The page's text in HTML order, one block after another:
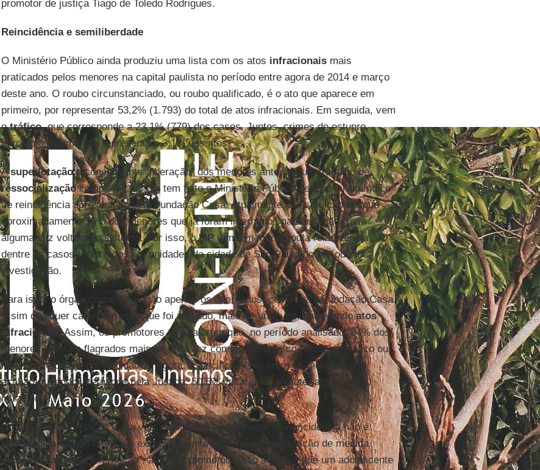
promotor de justiça Tiago de Toledo Rodrigues.
Reincidência e semiliberdade
O Ministério Público ainda produziu uma lista com os atos infracionaismais
praticados pelos menores na capital paulista no período entre agora de 2014 e março
deste ano. O roubo circunstanciado, ou roubo qualificado, é o ato que aparece em
primeiro, por representar 53,2% (1.793) do total de atos infracionais. Em seguida, vem
otráfico, que corresponde a 23,1% (779) dos casos. Juntos, crimes de estupro,
latrocínio e homicídio representam 3,1% dos atos.
Asuperlotaçãoe consequente “liberação” dos menores antes de um trabalho de
ressocializaçãocompleto também tem feito o Ministério Público desconfiar do índice
de reincidência apresentado pela Fundação Casa. Atualmente, a instituição diz que
aproximadamente 15% dos menores que já foram internados na Fundação Casa
alguma vez voltam ao sistema. Por isso, oMPtambém monitorou a reincidência
dentre os casos registrados em unidades da cidade de São Paulo no período da
investigação.
Para isso, o órgão contabilizou não apenas os internados, como faz a Fundação Casa.
E sim qualquer caso de menor que foi autuado, mais de uma vez, cometendoatos
infracionais . Assim, os promotores constataram que, no período analisado, 34% dos
menores já foram flagrados mais de uma vez cometendo atos como roubo, tráfico ou
furto, entre outras possibilidades. Agora, especificamente entre os menores que
acabaram sendo internados pela Justiça, 50,5% voltaram a cometer algum ato
infracional.
“Aquilo que a Fundação Casa vem divulgando com o nome de reincidência não é
reincidência. Aquilo é única e exclusivamente uma suposta reiteração de medida
socioeducativade internação", afirma o promotor. "Isso significa que um adolescente